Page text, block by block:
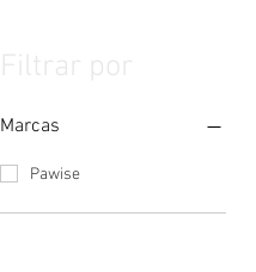
Marcas
Pawise